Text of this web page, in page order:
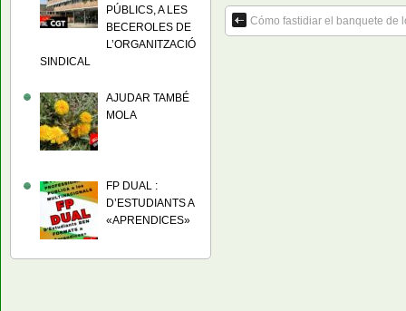
Cómo fastidiar el banquete de
PÚBLICS, A LES
BECEROLES DE
L’ORGANITZACIÓ
SINDICAL
AJUDAR TAMBÉ
MOLA
FP DUAL :
D’ESTUDIANTS A
«APRENDICES»